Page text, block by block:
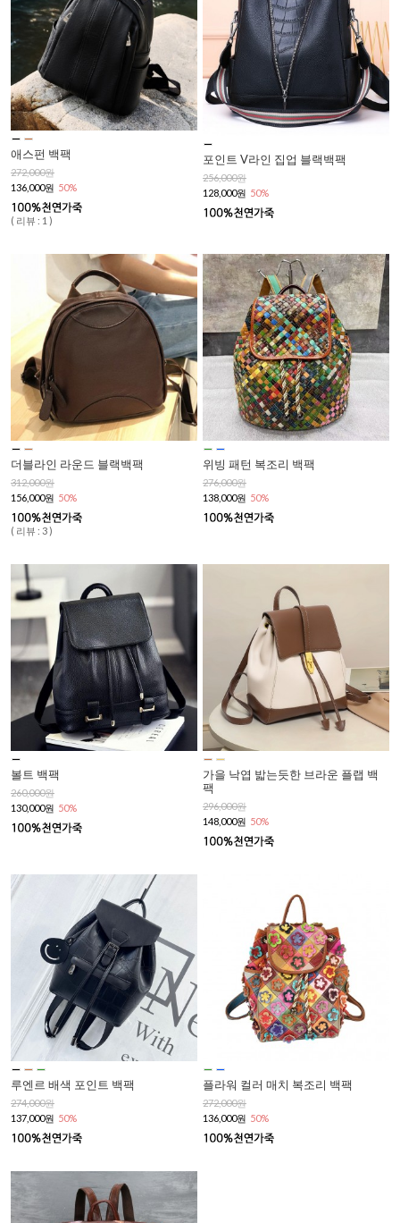
애스펀 백팩
272,000원
136,000원 50%
( 리뷰 : 1 )
포인트 V라인 집업 블랙백팩
256,000원
128,000원 50%
더블라인 라운드 블랙백팩
312,000원
156,000원 50%
( 리뷰 : 3 )
위빙 패턴 복조리 백팩
276,000원
138,000원 50%
볼트 백팩
260,000원
130,000원 50%
가을 낙엽 밟는듯한 브라운 플랩 백
팩
296,000원
148,000원 50%
루엔르 배색 포인트 백팩
274,000원
137,000원 50%
플라워 컬러 매치 복조리 백팩
272,000원
136,000원 50%